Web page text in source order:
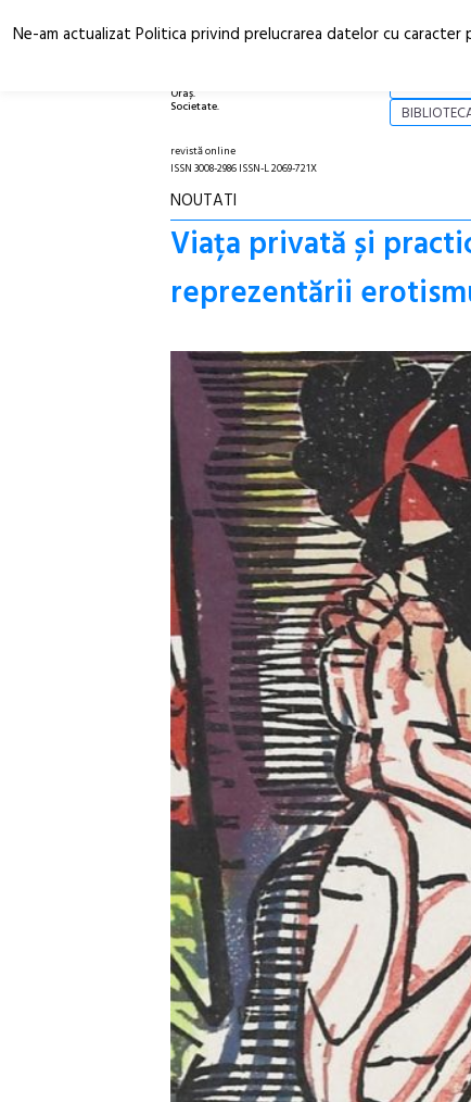
Oraș.
Societate.
revistă online
ISSN 3008-2986 ISSN-L 2069-721X
NOUTATI
Viața privată și
reprezentării
Ne-am actualizat Politica privind prelucrarea datelor cu